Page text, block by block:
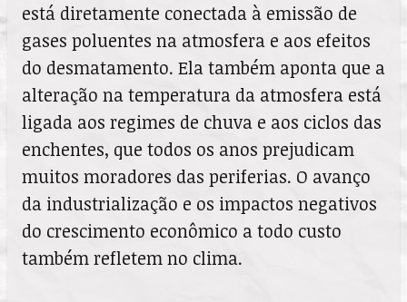
está diretamente conectada à emissão de
gases poluentes na atmosfera e aos efeitos
do desmatamento. Ela também aponta que a
alteração na temperatura da atmosfera está
ligada aos regimes de chuva e aos ciclos das
enchentes, que todos os anos prejudicam
muitos moradores das periferias. O avanço
da industrialização e os impactos negativos
do crescimento econômico a todo custo
também refletem no clima.